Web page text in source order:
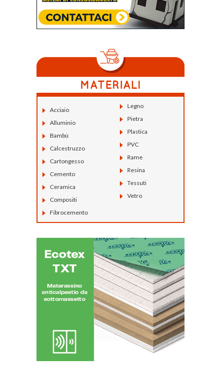
Acciaio
Alluminio
Bambù
Calcestruzzo
Cartongesso
Cemento
Ceramica
Compositi
Fibrocemento
Legno
Pietra
Plastica
PVC
Rame
Resina
Tessuti
Vetro